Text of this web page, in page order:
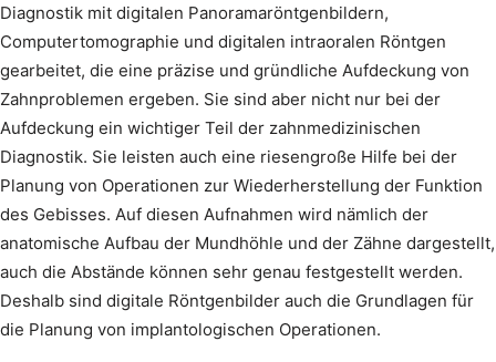
Diagnostik mit digitalen Panoramaröntgenbildern,
Computertomographie und digitalen intraoralen Röntgen
gearbeitet, die eine präzise und gründliche Aufdeckung von
Zahnproblemen ergeben. Sie sind aber nicht nur bei der
Aufdeckung ein wichtiger Teil der zahnmedizinischen
Diagnostik. Sie leisten auch eine riesengroße Hilfe bei der
Planung von Operationen zur Wiederherstellung der Funktion
des Gebisses. Auf diesen Aufnahmen wird nämlich der
anatomische Aufbau der Mundhöhle und der Zähne dargestellt,
auch die Abstände können sehr genau festgestellt werden.
Deshalb sind digitale Röntgenbilder auch die Grundlagen für
die Planung von implantologischen Operationen.